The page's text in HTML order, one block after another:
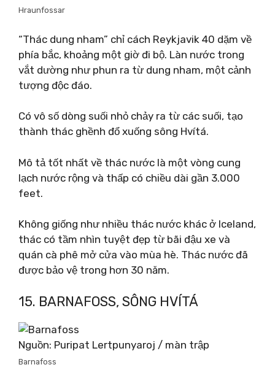
Hraunfossar
“Thác dung nham” chỉ cách Reykjavik 40 dặm về
phía bắc, khoảng một giờ đi bộ. Làn nước trong
vắt dường như phun ra từ dung nham, một cảnh
tượng độc đáo.
Có vô số dòng suối nhỏ chảy ra từ các suối, tạo
thành thác ghềnh đổ xuống sông Hvítá.
Mô tả tốt nhất về thác nước là một vòng cung
lạch nước rộng và thấp có chiều dài gần 3.000
feet.
Không giống như nhiều thác nước khác ở Iceland,
thác có tầm nhìn tuyệt đẹp từ bãi đậu xe và
quán cà phê mở cửa vào mùa hè. Thác nước đã
được bảo vệ trong hơn 30 năm.
15. BARNAFOSS, SÔNG HVÍTÁ
Nguồn: Puripat Lertpunyaroj / màn trập
Barnafoss